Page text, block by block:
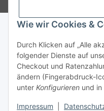
Wie wir Cookies &
Durch Klicken auf „Alle
folgender Dienste auf
Checkout und
ändern (Fingerabdruck-
unter Konfigurieren und in
Impressum